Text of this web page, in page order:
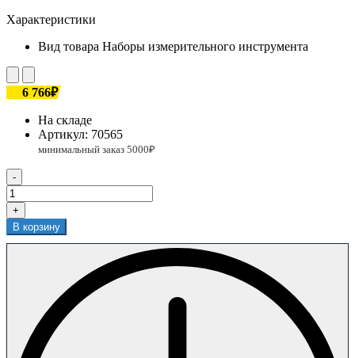
Характеристики
Вид товара Наборы измерительного инструмента
6 766₽
На складе
Артикул: 70565
-
+
В корзину